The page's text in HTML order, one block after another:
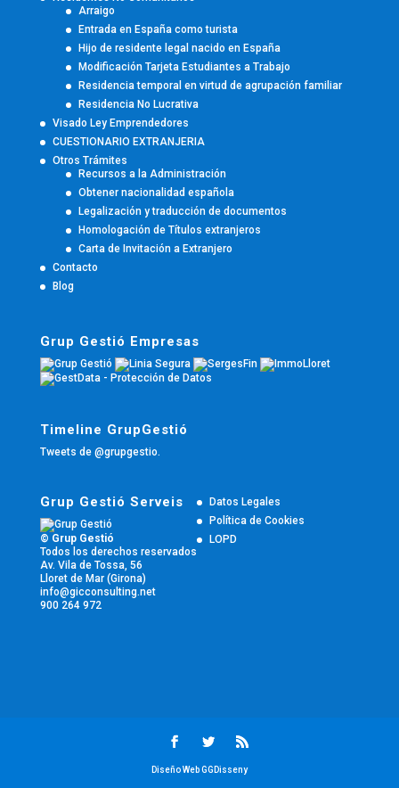
Arraigo
Entrada en España como turista
Hijo de residente legal nacido en España
Modificación Tarjeta Estudiantes a Trabajo
Residencia temporal en virtud de agrupación familiar
Residencia No Lucrativa
Visado Ley Emprendedores
CUESTIONARIO EXTRANJERIA
Otros Trámites
Recursos a la Administración
Obtener nacionalidad española
Legalización y traducción de documentos
Homologación de Títulos extranjeros
Carta de Invitación a Extranjero
Contacto
Blog
Grup Gestió Empresas
Timeline GrupGestió
Tweets de @grupgestio.
Grup Gestió Serveis
© Grup Gestió
Todos los derechos reservados
Av. Vila de Tossa, 56
Lloret de Mar (Girona)
info@gicconsulting.net
900 264 972
Datos Legales
Política de Cookies
LOPD
Diseño Web GGDisseny